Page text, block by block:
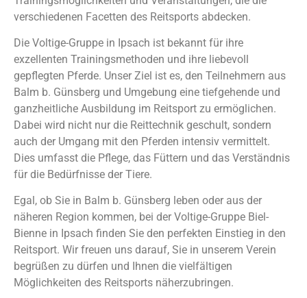
verschiedenen Facetten des Reitsports abdecken.
Die Voltige-Gruppe in Ipsach ist bekannt für ihre
exzellenten Trainingsmethoden und ihre liebevoll
gepflegten Pferde. Unser Ziel ist es, den Teilnehmern aus
Balm b. Günsberg und Umgebung eine tiefgehende und
ganzheitliche Ausbildung im Reitsport zu ermöglichen.
Dabei wird nicht nur die Reittechnik geschult, sondern
auch der Umgang mit den Pferden intensiv vermittelt.
Dies umfasst die Pflege, das Füttern und das Verständnis
für die Bedürfnisse der Tiere.
Egal, ob Sie in Balm b. Günsberg leben oder aus der
näheren Region kommen, bei der Voltige-Gruppe Biel-
Bienne in Ipsach finden Sie den perfekten Einstieg in den
Reitsport. Wir freuen uns darauf, Sie in unserem Verein
begrüßen zu dürfen und Ihnen die vielfältigen
Möglichkeiten des Reitsports näherzubringen.